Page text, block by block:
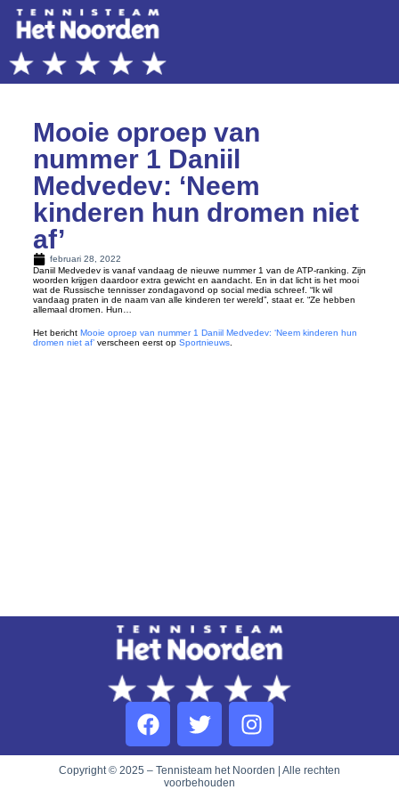
Mooie oproep van
nummer 1 Daniil
Medvedev: ‘Neem
kinderen hun dromen niet
af’
februari 28, 2022
Daniil Medvedev is vanaf vandaag de nieuwe nummer 1 van de ATP-ranking. Zijn
woorden krijgen daardoor extra gewicht en aandacht. En in dat licht is het mooi
wat de Russische tennisser zondagavond op social media schreef. “Ik wil
vandaag praten in de naam van alle kinderen ter wereld”, staat er. “Ze hebben
allemaal dromen. Hun…
Het bericht Mooie oproep van nummer 1 Daniil Medvedev: ‘Neem kinderen hun
dromen niet af’verscheen eerst op Sportnieuws.
Copyright © 2025 – Tennisteam het Noorden | Alle rechten
voorbehouden